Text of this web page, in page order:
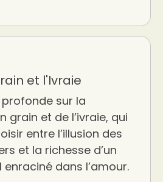
et l'Ivraie
sur la
grain et de l’ivraie, qui
entre l’illusion des
et la richesse d’un
dans l’amour.